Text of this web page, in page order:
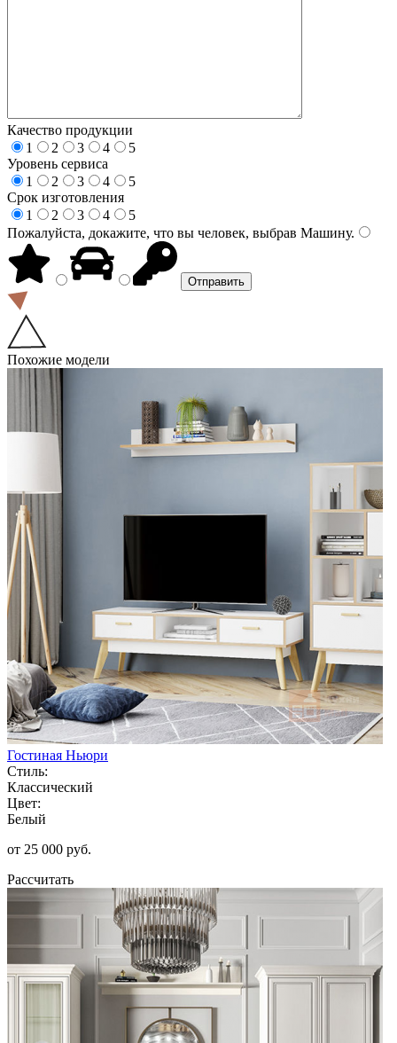
Качество продукции
1
2 3 4
5
Уровень сервиса
1
2 3 4
5
Срок изготовления
1
2 3 4
5
Пожалуйста, докажите, что вы человек, выбрав Машину.
Похожие модели
Гостиная Ньюри
Стиль:
Классический
Цвет:
Белый
от 25 000 руб.
Рассчитать